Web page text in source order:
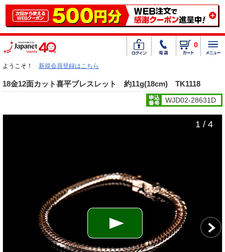
0
ようこそ！ 新規会員登録はこちら
18金12面カット喜平ブレスレット 約11g(18cm) TK1118
WJD02-28631D
1 / 4